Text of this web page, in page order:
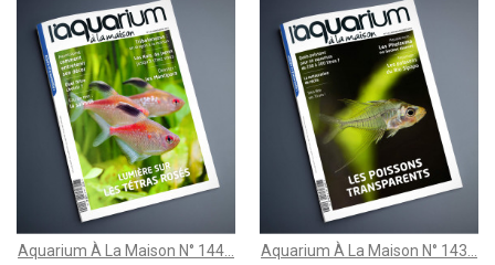
Aquarium À La Maison N° 144... Aquarium À La Maison N° 143...